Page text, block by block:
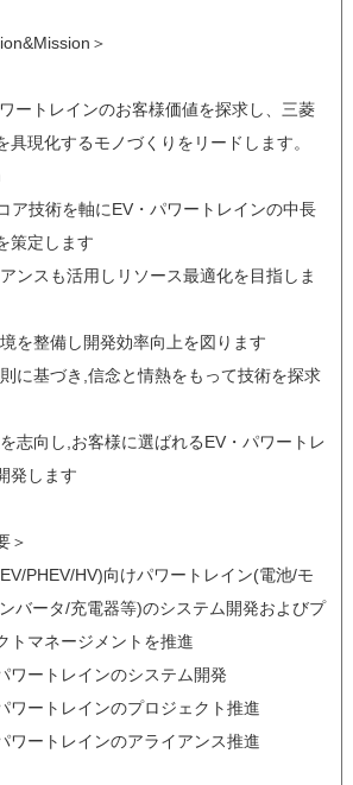
＞
ートレインのお客様価値を探求し、三菱
具現化するモノづくりをリードします。
ア技術を軸にEV・パワートレインの中長
策定します
ンスも活用しリソース最適化を目指しま
を整備し開発効率向上を図ります
に基づき,信念と情熱をもって技術を探求
志向し,お客様に選ばれるEV・パワートレ
発します
＞
PHEV/HV)向けパワートレイン(電池/モ
バータ/充電器等)のシステム開発およびプ
トマネージメントを推進
ワートレインのシステム開発
ワートレインのプロジェクト推進
ワートレインのアライアンス推進